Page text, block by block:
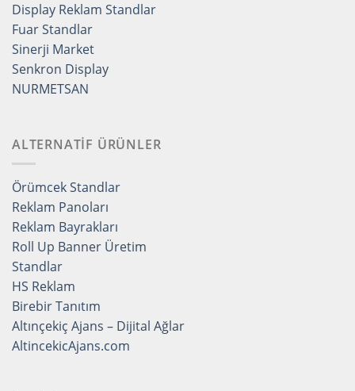
Display Reklam Standlar
Fuar Standlar
Sinerji Market
Senkron Display
NURMETSAN
ALTERNATİF ÜRÜNLER
Örümcek Standlar
Reklam Panoları
Reklam Bayrakları
Roll Up Banner Üretim
Standlar
HS Reklam
Birebir Tanıtım
Altınçekiç Ajans – Dijital Ağlar
AltincekicAjans.com